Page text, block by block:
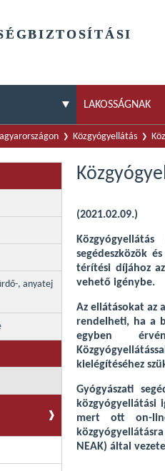
LAKOSSÁGNAK
Közgyógyellátás
, anyatej
(2021.02.09.)
segédeszközök
térítési díjához
vehető igénybe.
Az ellátásokat az
rendelheti, ha a
egyben
kielégítéséhez
Gyógyászati
közgyógyellátási
mert ott on-
NEAK) által